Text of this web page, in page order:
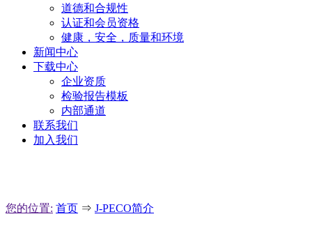
道德和合规性
认证和会员资格
健康，安全，质量和环境
新闻中心
下载中心
企业资质
检验报告模板
内部通道
联系我们
加入我们
您的位置: 首页 ⇒ J-PECO简介